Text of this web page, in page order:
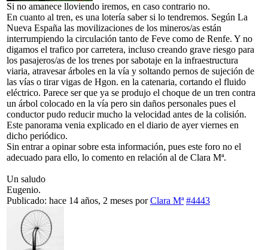
Si no amanece lloviendo iremos, en caso contrario no.
En cuanto al tren, es una lotería saber si lo tendremos. Según La
Nueva España las movilizaciones de los mineros/as están
interrumpiendo la circulación tanto de Feve como de Renfe. Y no
digamos el trafico por carretera, incluso creando grave riesgo para
los pasajeros/as de los trenes por sabotaje en la infraestructura
viaria, atravesar árboles en la vía y soltando pernos de sujeción de
las vías o tirar vigas de Hgon. en la catenaria, cortando el fluido
eléctrico. Parece ser que ya se produjo el choque de un tren contra
un árbol colocado en la vía pero sin daños personales pues el
conductor pudo reducir mucho la velocidad antes de la colisión.
Este panorama venia explicado en el diario de ayer viernes en
dicho periódico.
Sin entrar a opinar sobre esta información, pues este foro no el
adecuado para ello, lo comento en relación al de Clara Mª.
Un saludo
Eugenio.
Publicado: hace 14 años, 2 meses porClara Mª #4443